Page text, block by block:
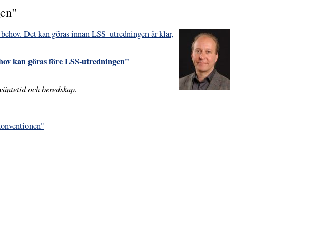
Det kan göras innan LSS–utredningen är klar,
kan göras före LSS-utredningen"
och beredskap.